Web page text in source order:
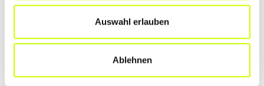
Auswahl erlauben
Ablehnen
– 18.11.2024
★★★★★
– 24.05.2024